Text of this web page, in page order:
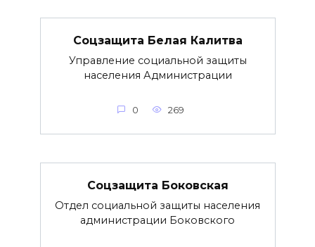
Соцзащита Белая Калитва
Управление социальной защиты
населения Администрации
0 269
Соцзащита Боковская
Отдел социальной защиты населения
администрации Боковского